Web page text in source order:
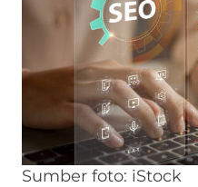
Sumber foto: iStock